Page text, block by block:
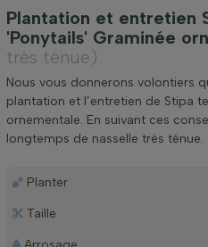
Plantation et entretien
'Ponytails' Graminée
très ténue)
Nous vous donnerons volontiers
plantation et l’entretien de Stipa
ornementale. En suivant ces
longtemps de nasselle très ténue.
Planter
Taille